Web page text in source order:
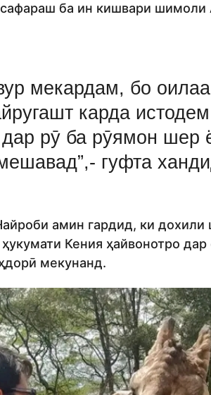
ба ин кишвари
мекардам, бо
карда
дар рӯ ба рӯямон шер
гуфта
амин гардид, ки дохили
Кения ҳайвонотро
мекунанд.